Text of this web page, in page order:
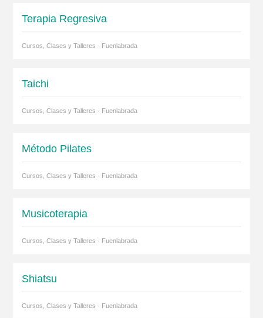
Terapia Regresiva
Cursos, Clases y Talleres · Fuenlabrada
Taichi
Cursos, Clases y Talleres · Fuenlabrada
Método Pilates
Cursos, Clases y Talleres · Fuenlabrada
Musicoterapia
Cursos, Clases y Talleres · Fuenlabrada
Shiatsu
Cursos, Clases y Talleres · Fuenlabrada